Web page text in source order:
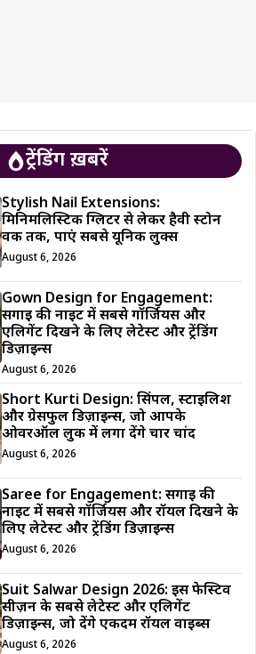
ट्रेंडिंग ख़बरें
Stylish Nail Extensions:
मिनिमलिस्टिक ग्लिटर से लेकर हैवी स्टोन
वर्क तक, पाएं सबसे यूनिक लुक्स
August 6, 2026
Gown Design for Engagement:
सगाई की नाइट में सबसे गॉर्जियस और
एलिगेंट दिखने के लिए लेटेस्ट और ट्रेंडिंग
डिज़ाइन्स
August 6, 2026
Short Kurti Design: सिंपल, स्टाइलिश
और ग्रेसफुल डिज़ाइन्स, जो आपके
ओवरऑल लुक में लगा देंगे चार चांद
August 6, 2026
Saree for Engagement: सगाई की
नाइट में सबसे गॉर्जियस और रॉयल दिखने के
लिए लेटेस्ट और ट्रेंडिंग डिज़ाइन्स
August 6, 2026
Suit Salwar Design 2026: इस फेस्टिव
सीज़न के सबसे लेटेस्ट और एलिगेंट
डिज़ाइन्स, जो देंगे एकदम रॉयल वाइब्स
August 6, 2026